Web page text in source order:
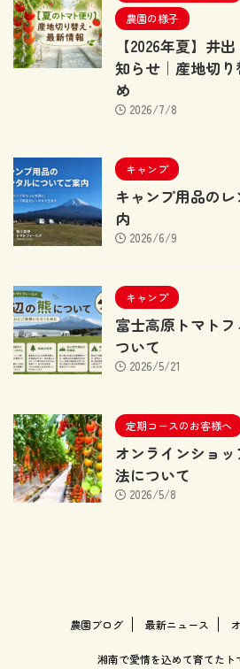
農園の様子
【2026年夏】井
知らせ｜産地切
め
2026/7/8
キャンプ
キャンプ用品の
内
2026/6/9
キャンプ
富士高原トマト
ついて
2026/5/21
定期コースのお客様へ
オンラインショ
法について
2026/5/8
農園ブログ 最新ニュース
湘南で愛情を込めて育てたト